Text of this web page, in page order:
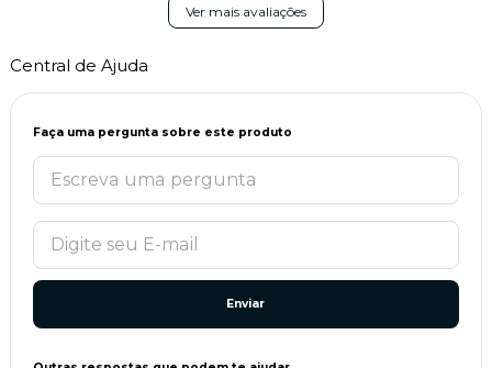
Ver mais avaliações
Central de Ajuda
Faça uma pergunta sobre este produto
Enviar